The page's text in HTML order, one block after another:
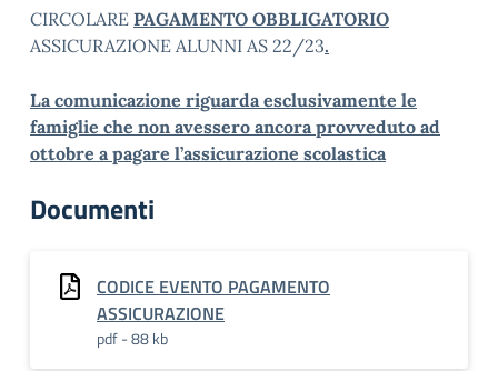
CIRCOLARE PAGAMENTO OBBLIGATORIO
ASSICURAZIONE ALUNNI AS 22/23.
La comunicazione riguarda esclusivamente le
famiglie che non avessero ancora provveduto ad
ottobre a pagare l’assicurazione scolastica
Documenti
CODICE EVENTO PAGAMENTO
ASSICURAZIONE
pdf - 88 kb